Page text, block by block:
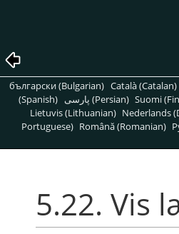
български (Bulgarian) Català (Catalan)
(Spanish)
پارسی (Persian) Suomi
Lietuvis (Lithuanian) Nederlands
Portuguese) Română (Romanian)
5.22. Vis